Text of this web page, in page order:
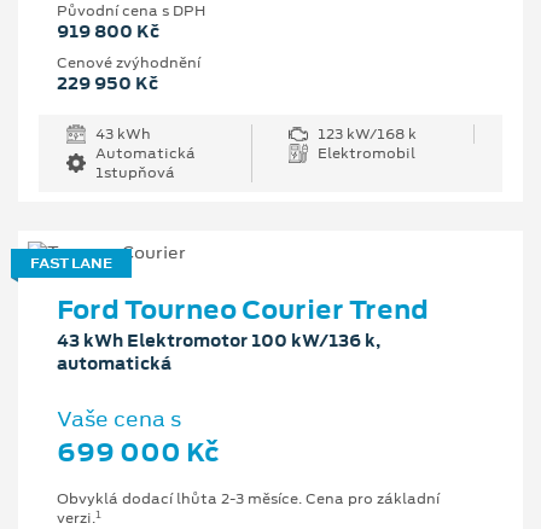
Původní cena s DPH
919 800 Kč
Cenové zvýhodnění
229 950 Kč
43 kWh
123 kW/168 k
Automatická
1stupňová
Elektromobil
FAST LANE
Ford Tourneo Courier Trend
43 kWh Elektromotor 100 kW/136 k,
automatická
Vaše cena s
699 000 Kč
Obvyklá dodací lhůta 2-3 měsíce. Cena pro základní
verzi.1